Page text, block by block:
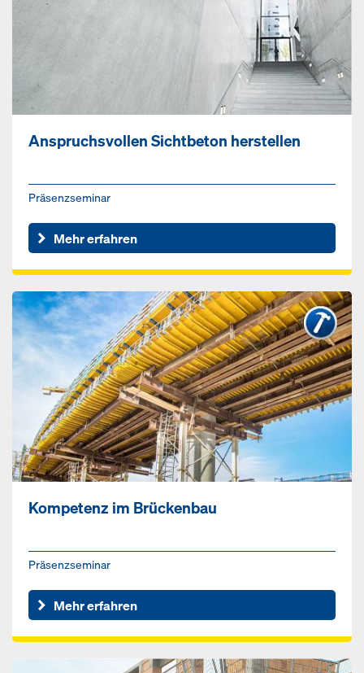
Anspruchsvollen Sichtbeton herstellen
Präsenzseminar
Mehr erfahren
Kompetenz im Brückenbau
Präsenzseminar
Mehr erfahren